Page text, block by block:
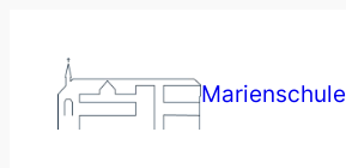
springen
Marienschule